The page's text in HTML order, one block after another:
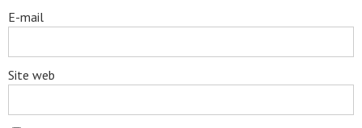
E-mail
Site web